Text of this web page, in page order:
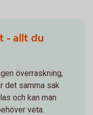
- allt du
överraskning,
det samma sak
och kan man
veta.